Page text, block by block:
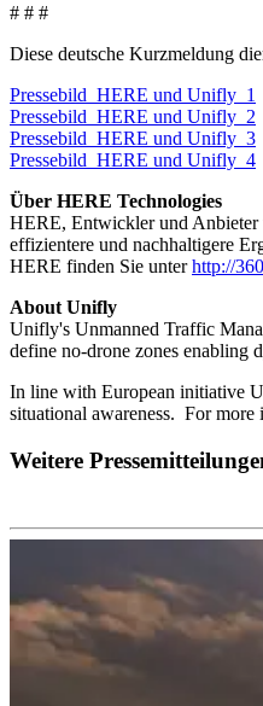
# # #
Diese deutsche Kurzmeldung
Pressebild_HERE und Unifly_1
Pressebild_HERE und Unifly_2
Pressebild_HERE und Unifly_3
Pressebild_HERE und Unifly_4
Über HERE Technologies
HERE, Entwickler und Anbieter
effizientere und nachhaltigere
HERE finden Sie unterhttp://
About Unifly
Unifly's Unmanned Traffic
define no-drone zones enabling
In line with European initiative
situational awareness. For
Weitere